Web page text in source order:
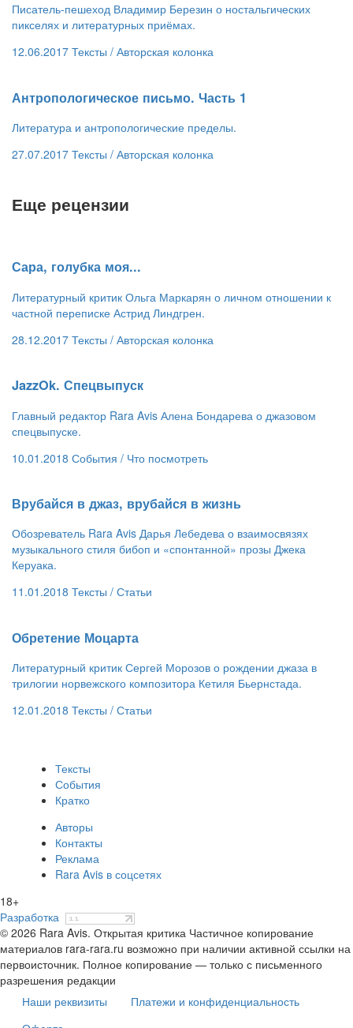
Писатель-пешеход Владимир Березин о ностальгических
пикселях и литературных приёмах.
12.06.2017 Тексты / Авторская колонка
​Антропологическое письмо. Часть 1
Литература и антропологические пределы.
27.07.2017 Тексты / Авторская колонка
Еще рецензии
​Сара, голубка моя...
Литературный критик Ольга Маркарян о личном отношении к
частной переписке Астрид Линдгрен.
28.12.2017 Тексты / Авторская колонка
​JazzOk. Спецвыпуск
Главный редактор Rara Avis Алена Бондарева о джазовом
спецвыпуске.
10.01.2018 События / Что посмотреть
​Врубайся в джаз, врубайся в жизнь
Обозреватель Rara Avis Дарья Лебедева о взаимосвязях
музыкального стиля бибоп и «спонтанной» прозы Джека
Керуака.
11.01.2018 Тексты / Статьи
​Обретение Моцарта
Литературный критик Сергей Морозов о рождении джаза в
трилогии норвежского композитора Кетиля Бьернстада.
12.01.2018 Тексты / Статьи
Тексты
События
Кратко
Авторы
Контакты
Реклама
Rara Avis в соцсетях
18+
Разработка
© 2026 Rara Avis. Открытая критика Частичное копирование
материалов rara-rara.ru возможно при наличии активной ссылки на
первоисточник. Полное копирование — только с письменного
разрешения редакции
Наши реквизиты
Платежи и конфиденциальность